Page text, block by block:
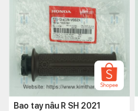
Bao tay nâu R SH 2021